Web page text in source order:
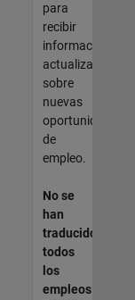
para
recibir
información
actualizada
sobre
nuevas
oportunidades
de
empleo.
No se
han
traducido
todos
los
empleos.